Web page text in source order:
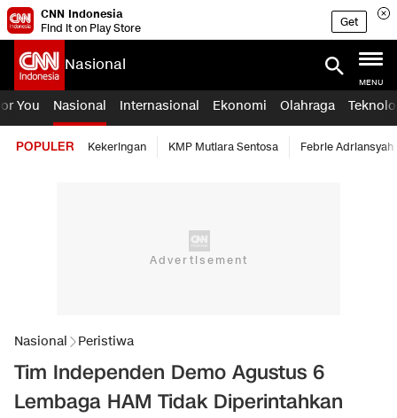
CNN Indonesia
Find it on Play Store
Get
Nasional
MENU
You Nasional Internasional Ekonomi Olahraga
POPULER Kekeringan KMP Mutiara Sentosa Febrie Adriansyah
Nasional Peristiwa
Tim Independen Demo Agustus 6
Lembaga HAM Tidak Diperintahkan